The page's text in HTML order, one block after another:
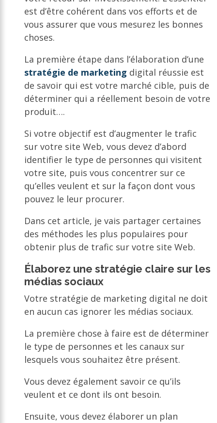
est d’être cohérent dans vos efforts et de
vous assurer que vous mesurez les bonnes
choses.
La première étape dans l’élaboration d’une
stratégie de marketing digital réussie est
de savoir qui est votre marché cible, puis de
déterminer qui a réellement besoin de votre
produit….
Si votre objectif est d’augmenter le trafic
sur votre site Web, vous devez d’abord
identifier le type de personnes qui visitent
votre site, puis vous concentrer sur ce
qu’elles veulent et sur la façon dont vous
pouvez le leur procurer.
Dans cet article, je vais partager certaines
des méthodes les plus populaires pour
obtenir plus de trafic sur votre site Web.
Élaborez une stratégie claire sur les
médias sociaux
Votre stratégie de marketing digital ne doit
en aucun cas ignorer les médias sociaux.
La première chose à faire est de déterminer
le type de personnes et les canaux sur
lesquels vous souhaitez être présent.
Vous devez également savoir ce qu’ils
veulent et ce dont ils ont besoin.
Ensuite, vous devez élaborer un plan